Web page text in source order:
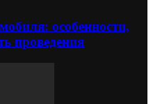
особенности,
проведения